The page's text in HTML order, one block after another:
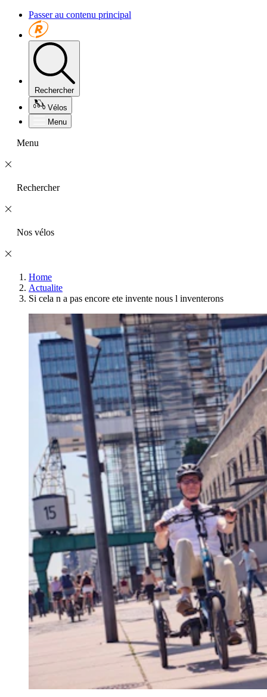
Passer au contenu principal
Rechercher
Vélos
Menu
Menu
Rechercher
Nos vélos
Home
Actualite
Si cela n a pas encore ete invente nous l inventerons